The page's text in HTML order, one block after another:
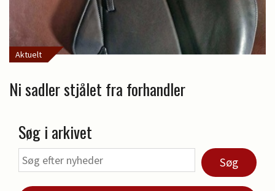
Aktuelt
Ni sadler stjålet fra forhandler
Søg i arkivet
Søg